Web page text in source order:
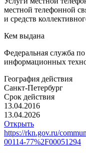
местной телефонной
и средств
Кем выдана
Федеральная служба по
информационных
География действия
Санкт-Петербург
Срок действия
13.04.2016
13.04.2026
Открыть
https://rkn.gov.ru/
00114-77%2F00051294